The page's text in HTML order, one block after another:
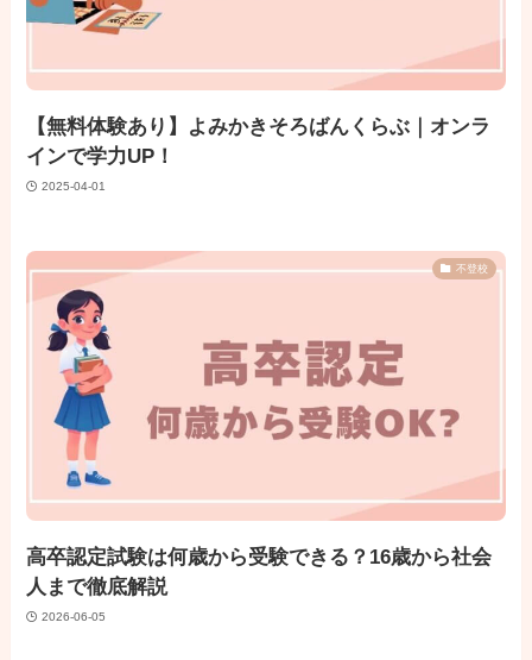
【無料体験あり】よみかきそろばんくらぶ｜オンラ
インで学力UP！
2025-04-01
不登校
高卒認定試験は何歳から受験できる？16歳から社会
人まで徹底解説
2026-06-05